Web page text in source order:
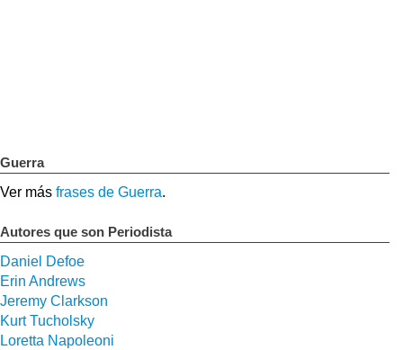
Guerra
Ver más frases de Guerra.
Autores que son Periodista
Daniel Defoe
Erin Andrews
Jeremy Clarkson
Kurt Tucholsky
Loretta Napoleoni